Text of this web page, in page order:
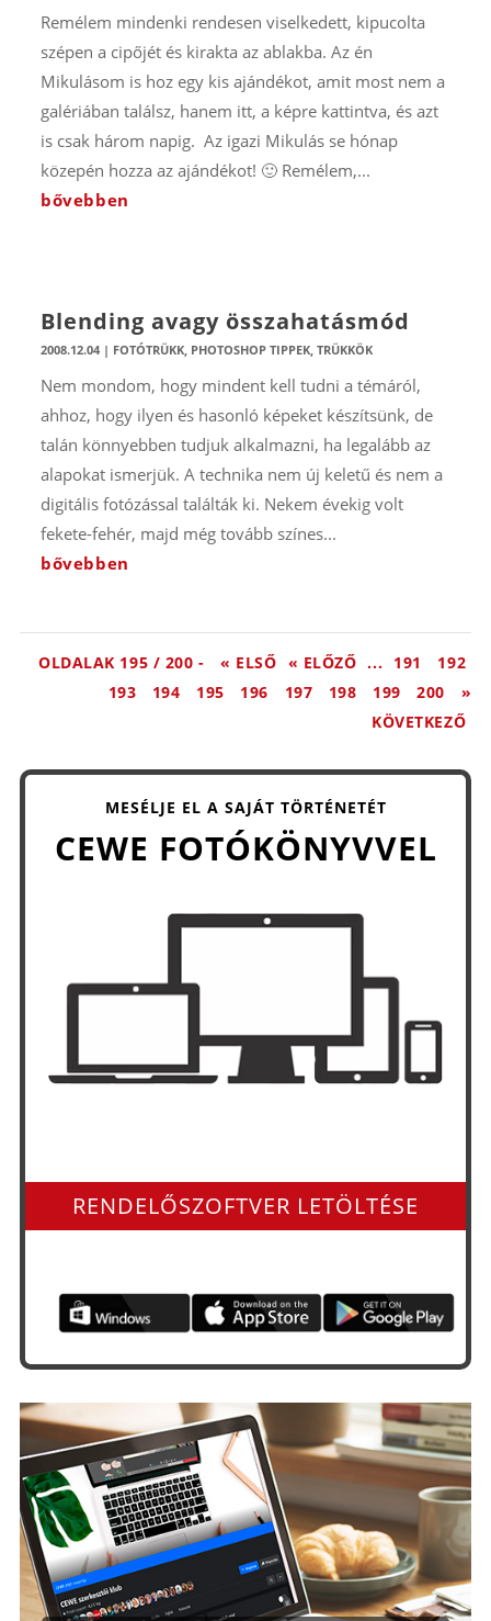
Remélem mindenki rendesen viselkedett, kipucolta
szépen a cipőjét és kirakta az ablakba. Az én
Mikulásom is hoz egy kis ajándékot, amit most nem a
galériában találsz, hanem itt, a képre kattintva, és azt
is csak három napig. Az igazi Mikulás se hónap
közepén hozza az ajándékot! 🙂 Remélem,...
bővebben
Blending avagy összahatásmód
2008.12.04| FOTÓTRÜKK, PHOTOSHOP TIPPEK, TRÜKKÖK
Nem mondom, hogy mindent kell tudni a témáról,
ahhoz, hogy ilyen és hasonló képeket készítsünk, de
talán könnyebben tudjuk alkalmazni, ha legalább az
alapokat ismerjük. A technika nem új keletű és nem a
digitális fotózással találták ki. Nekem évekig volt
fekete-fehér, majd még tovább színes...
bővebben
OLDALAK 195 / 200 - « ELSŐ « ELŐZŐ ... 191
192
193
194 195 196 197 198 199 200
»
KÖVETKEZŐ
MESÉLJE EL A SAJÁT TÖRTÉNETÉT
CEWE FOTÓKÖNYVVEL
RENDELŐSZOFTVER LETÖLTÉSE